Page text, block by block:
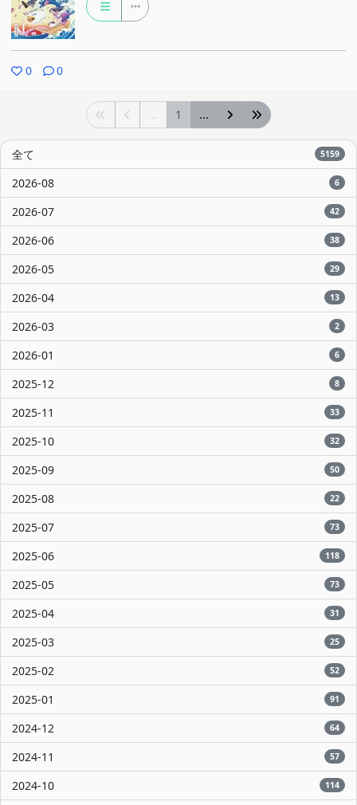
0 0
... 1 ...
全て 5159
2026-08 6
2026-07 42
2026-06 38
2026-05 29
2026-04 13
2026-03 2
2026-01 6
2025-12 8
2025-11 33
2025-10 32
2025-09 50
2025-08 22
2025-07 73
2025-06 118
2025-05 73
2025-04 31
2025-03 25
2025-02 52
2025-01 91
2024-12 64
2024-11 57
2024-10 114